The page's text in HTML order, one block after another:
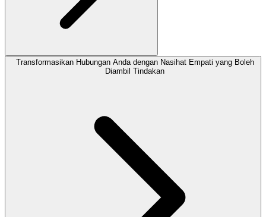
Transformasikan Hubungan Anda dengan Nasihat Empati yang Boleh
Diambil Tindakan